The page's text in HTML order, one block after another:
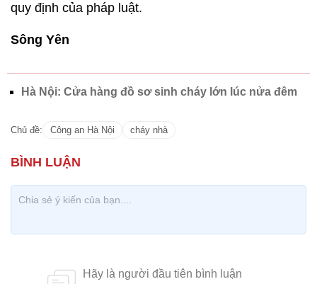
quy định của pháp luật.
Sông Yên
Hà Nội: Cửa hàng đồ sơ sinh cháy lớn lúc nửa đêm
Chủ đề: Công an Hà Nội cháy nhà